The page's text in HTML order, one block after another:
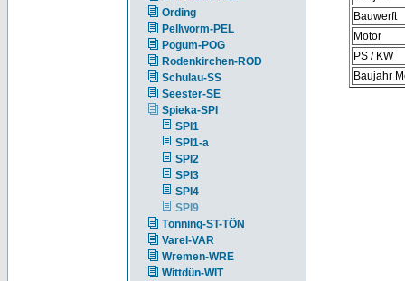
Ording
Pellworm-PEL
Pogum-POG
Rodenkirchen-ROD
Schulau-SS
Seester-SE
Spieka-SPI
SPI1
SPI1-a
SPI2
SPI3
SPI4
SPI9
Tönning-ST-TÖN
Varel-VAR
Wremen-WRE
Wittdün-WIT
Bauwerft
Motor
PS / KW
Baujahr